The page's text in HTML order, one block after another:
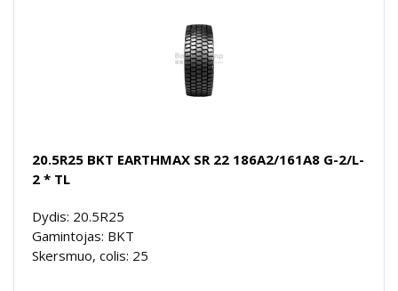
20.5R25 BKT EARTHMAX SR 22 186A2/161A8 G-2/L-
2 * TL
Dydis: 20.5R25
Gamintojas: BKT
Skersmuo, colis: 25